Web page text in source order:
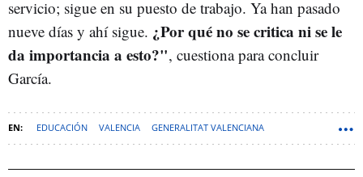
servicio; sigue en su puesto de trabajo. Ya han pasado
nueve días y ahí sigue. ¿Por qué no se critica ni se le
da importancia a esto?", cuestiona para concluir
García.
EDUCACIÓN VALENCIA GENERALITAT VALENCIANA